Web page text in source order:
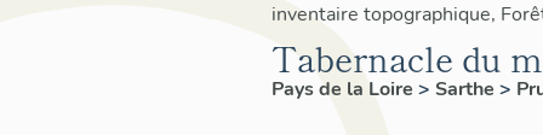
inventaire topographique,
Tabernacle du
Pays de la Loire > Sarthe >